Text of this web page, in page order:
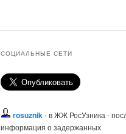
СОЦИАЛЬНЫЕ СЕТИ
rosuznik- в ЖЖ РосУзника -
информация о задержанных